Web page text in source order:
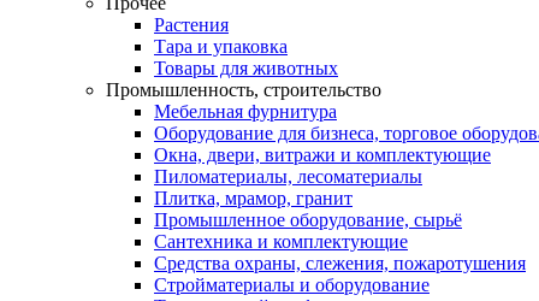
Растения
Тара и упаковка
Товары для животных
Промышленность, строительство
Мебельная фурнитура
Оборудование для бизнеса, торговое
Окна, двери, витражи и комплектующие
Пиломатериалы, лесоматериалы
Плитка, мрамор, гранит
Промышленное оборудование, сырьё
Сантехника и комплектующие
Средства охраны, слежения, пожаротушения
Стройматериалы и оборудование